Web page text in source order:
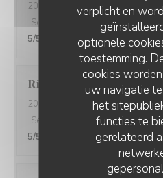
verplicht en
optionele
toestemming.
cookies
uw navigatie
het
functies te
gerelateerd
2026-05-24 - 19:30 - Gasten 2
Service
Atmosfeer:5/5
5/5
Riccardo
2026-05-25
- 21:45 - Gasten 2
Service
Atmosfeer: 4 /5
5/5